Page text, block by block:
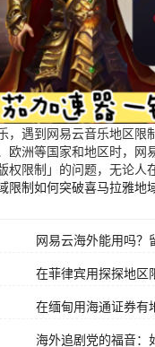
，遇到网易云音乐地区限
欧洲等国家和地区时，
权限制」的问题，无论人
限制如何突破喜马拉雅地
网易云海外能用吗？
在菲律宾用探探地区
在缅甸用海通证券有
海外追剧党的福音：